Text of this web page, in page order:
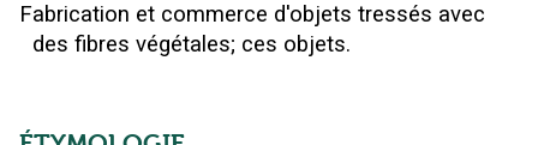
Fabrication et commerce d'objets tressés avec
des fibres végétales; ces objets.